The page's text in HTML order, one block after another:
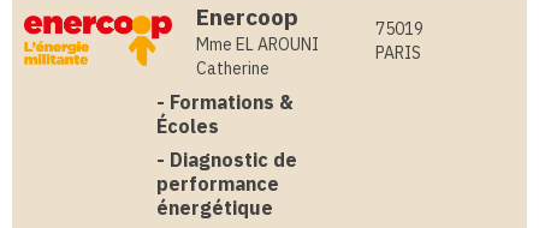
Enercoop
Mme EL AROUNI
Catherine
75019
PARIS
- Formations &
Écoles
- Diagnostic de
performance
énergétique